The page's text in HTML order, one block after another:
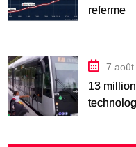
referme
7 août
13